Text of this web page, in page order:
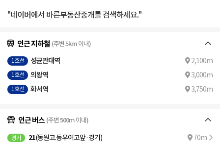
"네이버에서 바른부동산중개를 검색하세요."
인근 지하철 (주변 5km 이내)
1호선 성균관대역 2,100m
1호선 의왕역 3,000m
1호선 화서역 3,750m
인근 버스 (주변 500m 이내)
경기 21(동원고.동우여고앞·경기) 70m